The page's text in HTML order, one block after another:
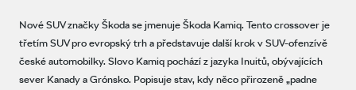
Nové SUV značky Škoda se jmenuje Škoda Kamiq. Tento crossover je
třetím SUV pro evropský trh a představuje další krok v SUV-ofenzívě
české automobilky. Slovo Kamiq pochází z jazyka Inuitů, obývajících
sever Kanady a Grónsko. Popisuje stav, kdy něco přirozeně „padne